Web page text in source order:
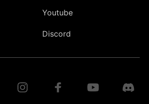
Youtube
Discord